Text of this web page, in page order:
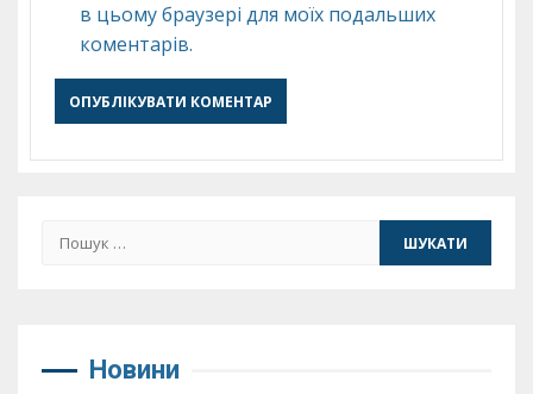
в цьому браузері для моїх подальших
коментарів.
Пошук:
Новини